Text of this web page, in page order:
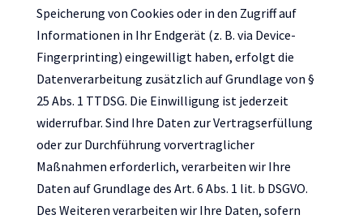
Speicherung von Cookies oder in den Zugriff auf
Informationen in Ihr Endgerät (z. B. via Device-
Fingerprinting) eingewilligt haben, erfolgt die
Datenverarbeitung zusätzlich auf Grundlage von §
25 Abs. 1 TTDSG. Die Einwilligung ist jederzeit
widerrufbar. Sind Ihre Daten zur Vertragserfüllung
oder zur Durchführung vorvertraglicher
Maßnahmen erforderlich, verarbeiten wir Ihre
Daten auf Grundlage des Art. 6 Abs. 1 lit. b DSGVO.
Des Weiteren verarbeiten wir Ihre Daten, sofern